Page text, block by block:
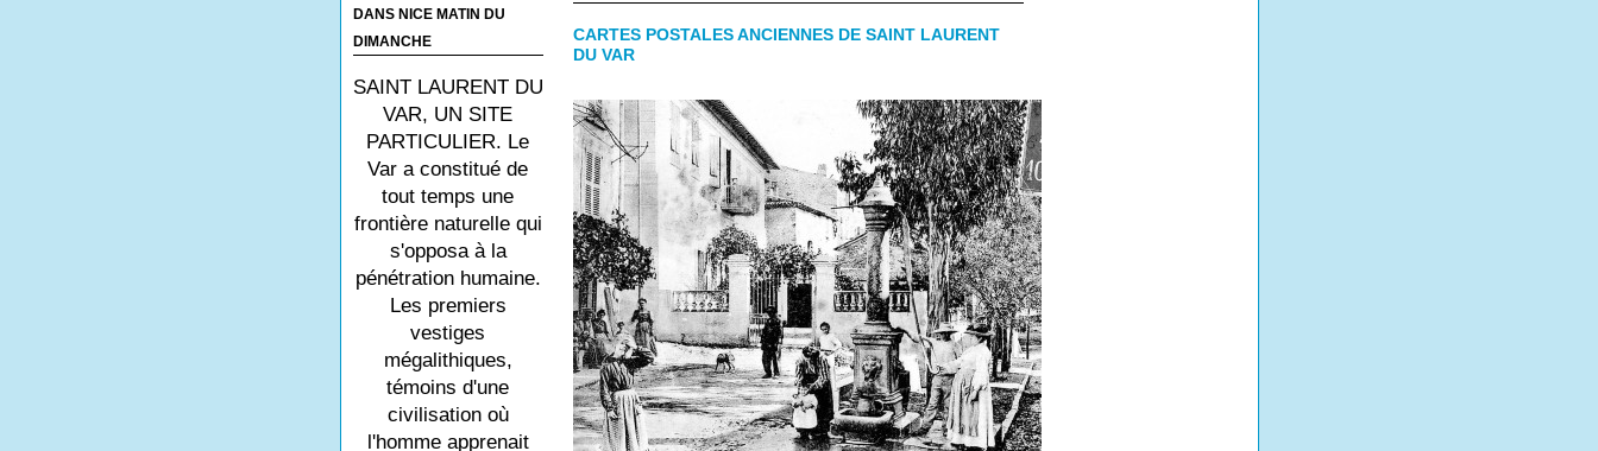
DANS NICE MATIN DU
DIMANCHE
SAINT LAURENT DU
VAR, UN SITE
PARTICULIER. Le
Var a constitué de
tout temps une
frontière naturelle qui
s'opposa à la
pénétration humaine.
Les premiers
vestiges
mégalithiques,
témoins d'une
civilisation où
l'homme apprenait
CARTES POSTALES ANCIENNES DE SAINT LAURENT
DU VAR